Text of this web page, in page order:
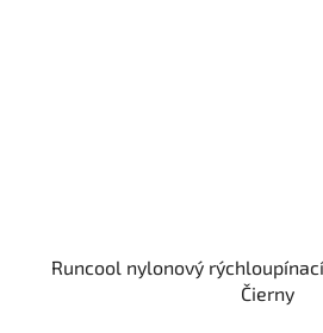
Runcool nylonový
Čierny